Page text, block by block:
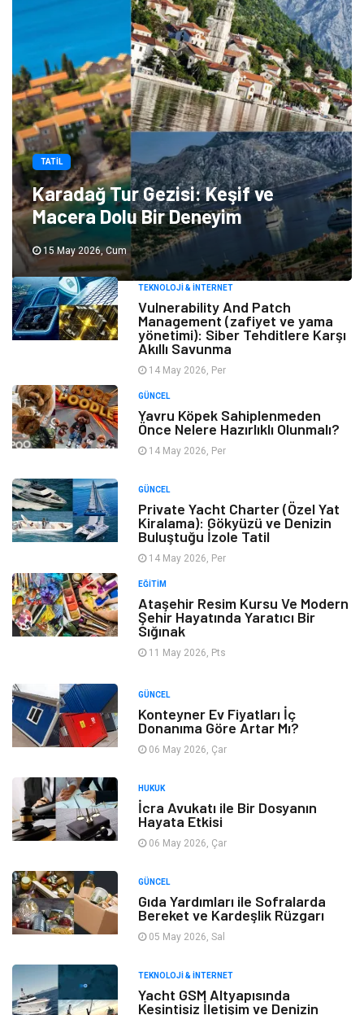
TATIL
Karadağ Tur Gezisi: Keşif ve
Macera Dolu Bir Deneyim
15 May 2026, Cum
TEKNOLOJI & İNTERNET
Vulnerability And Patch
Management (zafiyet ve yama
yönetimi): Siber Tehditlere Karşı
Akıllı Savunma
14 May 2026, Per
GÜNCEL
Yavru Köpek Sahiplenmeden
Önce Nelere Hazırlıklı Olunmalı?
14 May 2026, Per
GÜNCEL
Private Yacht Charter (Özel Yat
Kiralama): Gökyüzü ve Denizin
Buluştuğu İzole Tatil
14 May 2026, Per
EĞITIM
Ataşehir Resim Kursu Ve Modern
Şehir Hayatında Yaratıcı Bir
Sığınak
11 May 2026, Pts
GÜNCEL
Konteyner Ev Fiyatları İç
Donanıma Göre Artar Mı?
06 May 2026, Çar
HUKUK
İcra Avukatı ile Bir Dosyanın
Hayata Etkisi
06 May 2026, Çar
GÜNCEL
Gıda Yardımları ile Sofralarda
Bereket ve Kardeşlik Rüzgarı
05 May 2026, Sal
TEKNOLOJI & İNTERNET
Yacht GSM Altyapısında
Kesintisiz İletişim ve Denizin